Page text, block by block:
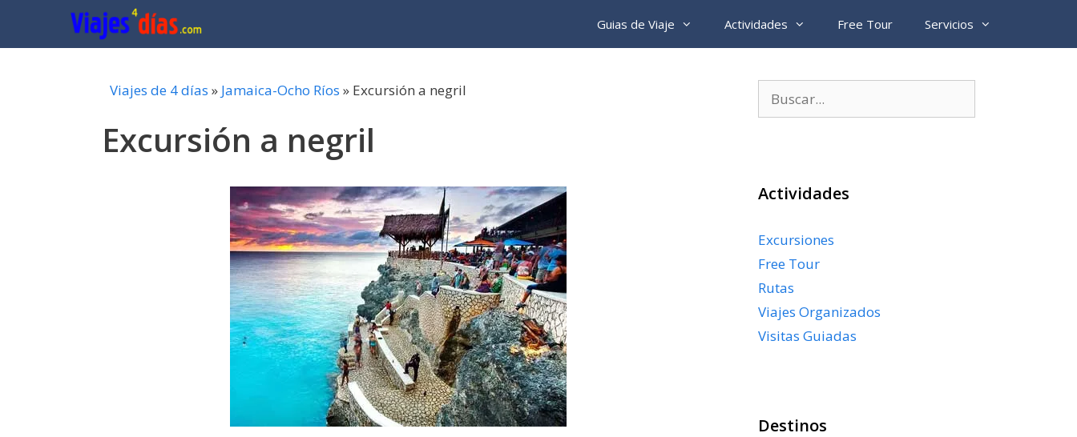
contenido
Guias de Viaje Actividades Free Tour Servicios
Viajes de 4 días » Jamaica-Ocho Ríos » Excursión a negril
Excursión a negril
Actividades
Excursiones
Free Tour
Rutas
Viajes Organizados
Visitas Guiadas
Destinos